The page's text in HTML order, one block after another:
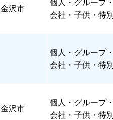
金沢市
個人
・グループ・
会社・子供・特別
個人
・グループ・
会社・子供・特別
金沢市
個人
・グループ・
会社・子供・特別